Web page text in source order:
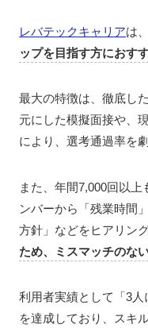
レバテックキャリアは、
ップを目指す方におす
最大の特徴は、徹底し
元にした模擬面接や、
により、選考通過率を
また、年間7,000回以
ンバーから「残業時間
方針」などをヒアリング
ため、ミスマッチのな
利用者実績として「3
を達成しており、スキ